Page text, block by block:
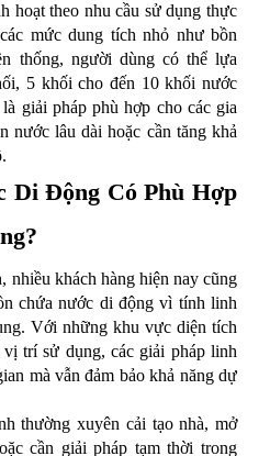
hoạt theo nhu cầu sử dụng thực
mức dung tích nhỏ như bồn
thống, người dùng có thể lựa
5 khối cho đến 10 khối nước
giải pháp phù hợp cho các gia
nước lâu dài hoặc cần tăng khả
Di Động Có Phù Hợp
nhiều khách hàng hiện nay cũng
chứa nước di động vì tính linh
Với những khu vực diện tích
trí sử dụng, các giải pháp linh
mà vẫn đảm bảo khả năng dự
thường xuyên cải tạo nhà, mở
cần giải pháp tạm thời trong